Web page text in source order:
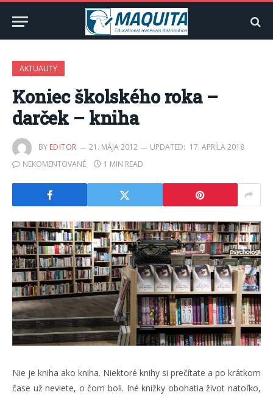
AKTUALITY
Koniec školského roka –
darček – kniha
BY EDITOR 21. MÁJA 2012 UPDATED: 17. APRÍLA 2018
NEKOMENTOVANÉ
1 MIN READ
Nie je kniha ako kniha. Niektoré knihy si prečítate a po krátkom
čase už neviete, o čom boli. Iné knižky obohatia život natoľko,